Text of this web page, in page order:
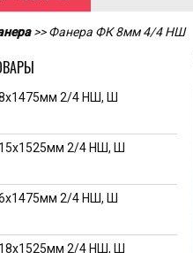
>> Фанера ФК 8мм 4/4 НШ
2/4 НШ, Ш
2/4 НШ, Ш
2/4 НШ, Ш
2/4 НШ, Ш